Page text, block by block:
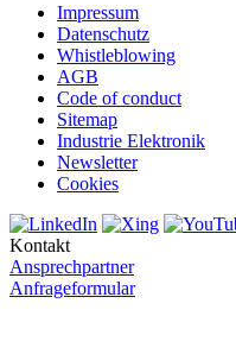
Impressum
Datenschutz
Whistleblowing
AGB
Code of conduct
Sitemap
Industrie Elektronik
Newsletter
Cookies
Kontakt
Ansprechpartner
Anfrageformular